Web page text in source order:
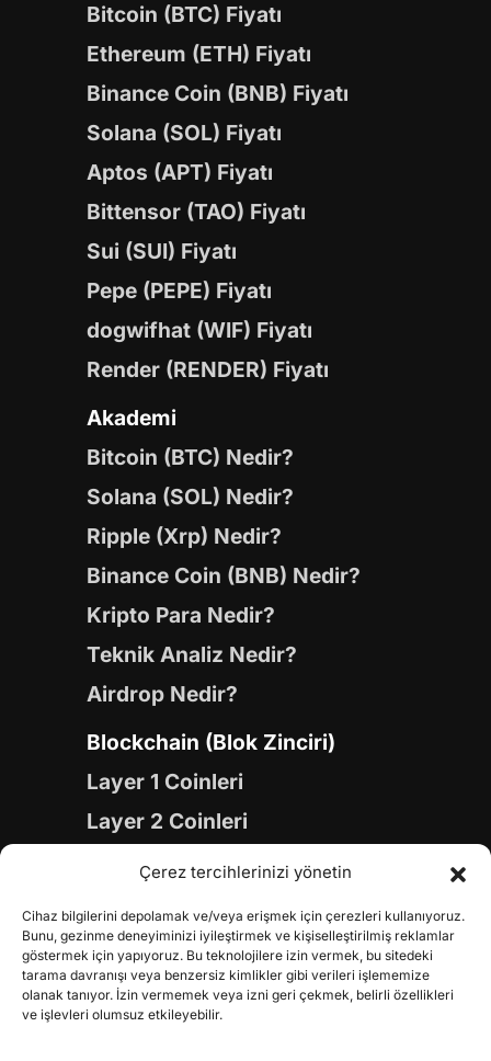
Çerez tercihlerinizi yönetin
Cihaz bilgilerini depolamak ve/veya erişmek için çerezleri kullanıyoruz.
Bunu, gezinme deneyiminizi iyileştirmek ve kişiselleştirilmiş reklamlar
göstermek için yapıyoruz. Bu teknolojilere izin vermek, bu sitedeki
tarama davranışı veya benzersiz kimlikler gibi verileri işlememize
olanak tanıyor. İzin vermemek veya izni geri çekmek, belirli özellikleri
ve işlevleri olumsuz etkileyebilir.
Bitcoin (BTC) Fiyatı
Ethereum (ETH) Fiyatı
Binance Coin (BNB) Fiyatı
Solana (SOL) Fiyatı
Aptos (APT) Fiyatı
Bittensor (TAO) Fiyatı
Sui (SUI) Fiyatı
Pepe (PEPE) Fiyatı
dogwifhat (WIF) Fiyatı
Render (RENDER) Fiyatı
Akademi
Bitcoin (BTC) Nedir?
Solana (SOL) Nedir?
Ripple (Xrp) Nedir?
Binance Coin (BNB) Nedir?
Kripto Para Nedir?
Teknik Analiz Nedir?
Airdrop Nedir?
Blockchain (Blok Zinciri)
Layer 1 Coinleri
Layer 2 Coinleri
Yapay Zeka (AI) Coinleri
Gaming Coinleri
RWA Coinleri
DeFi Coinleri